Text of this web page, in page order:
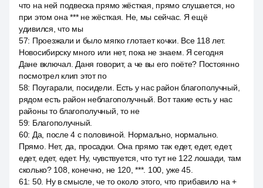
что на ней подвеска прямо жёсткая, прямо слушается, но
при этом она *** не жёсткая. Не, мы сейчас. Я ещё
удивился, что мы
57: Проезжали и было мягко глотает кочки. Все 118 лет.
Новосибирску много или нет, пока не знаем. Я сегодня
Дане включал. Даня говорит, а че вы его поёте? Постоянно
посмотрел клип этот по
58: Поугарали, посидели. Есть у нас район благополучный,
рядом есть район неблагополучный. Вот такие есть у нас
районы то благополучный, то не
59: Благополучный.
60: Да, после 4 с половиной. Нормально, нормально.
Прямо. Нет, да, просадки. Она прямо так едет, едет, едет,
едет, едет, едет. Ну, чувствуется, что тут не 122 лошади, там
сколько? 108, конечно, не 120, ***. 100, уже 45.
61: 50. Ну в смысле, че то около этого, что прибавило на +